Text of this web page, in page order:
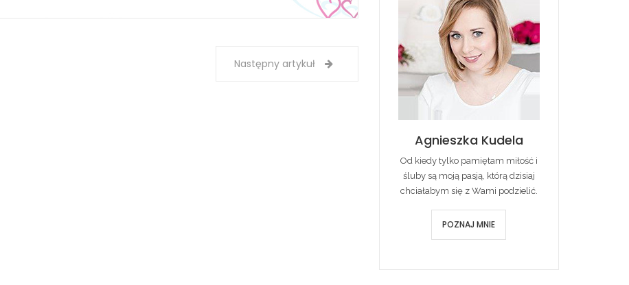
Następny artykuł
Agnieszka Kudela
Od kiedy tylko pamiętam miłość i
śluby są moją pasją, którą dzisiaj
chciałabym się z Wami podzielić.
POZNAJ MNIE